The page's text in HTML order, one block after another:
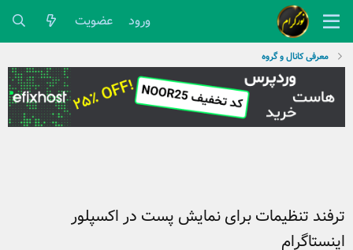
ورود عضویت
معرفی کانال و گروه
ترفند تنظیمات برای نمایش پست در اکسپلور
اینستاگرام